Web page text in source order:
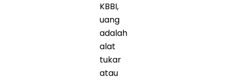
KBBI,
uang
adalah
alat
tukar
atau